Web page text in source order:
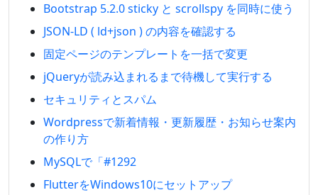
Bootstrap 5.2.0 sticky と scrollspy を同時に使う
JSON-LD ( ld+json ) の内容を確認する
固定ページのテンプレートを一括で変更
jQueryが読み込まれるまで待機して実行する
セキュリティとスパム
Wordpressで新着情報・更新履歴・お知らせ案内
の作り方
MySQLで「#1292
FlutterをWindows10にセットアップ